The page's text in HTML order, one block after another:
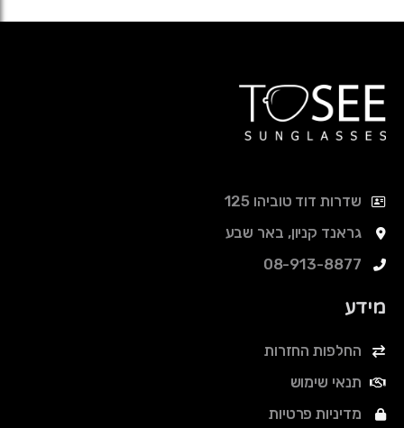
שדרות דוד טוביהו 125
גראנד קניון, באר שבע
08-913-8877
מידע
החלפות החזרות
תנאי שימוש
מדיניות פרטיות